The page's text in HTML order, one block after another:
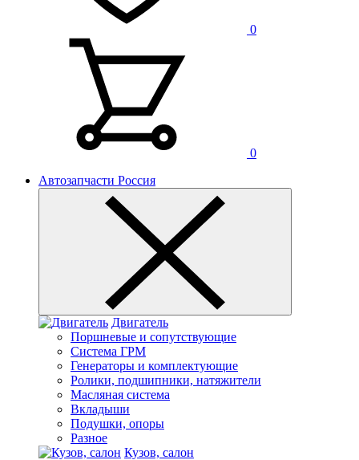
0
0
Автозапчасти Россия
Двигатель
Поршневые и сопутствующие
Система ГРМ
Генераторы и комплектующие
Ролики, подшипники, натяжители
Масляная система
Вкладыши
Подушки, опоры
Разное
Кузов, салон